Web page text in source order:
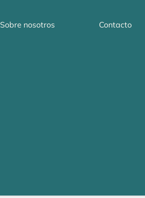
Sobre nosotros Contacto